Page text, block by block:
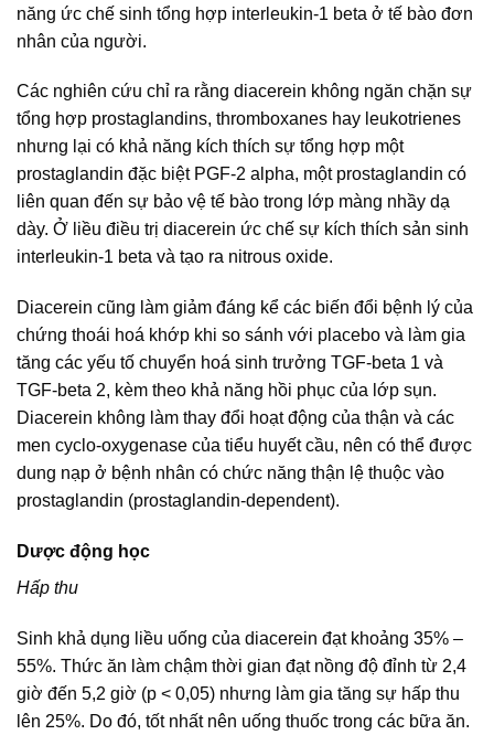
năng ức chế sinh tổng hợp interleukin-1 beta ở tế bào đơn
nhân của người.
Các nghiên cứu chỉ ra rằng diacerein không ngăn chặn sự
tổng hợp prostaglandins, thromboxanes hay leukotrienes
nhưng lại có khả năng kích thích sự tổng hợp một
prostaglandin đặc biệt PGF-2 alpha, một prostaglandin có
liên quan đến sự bảo vệ tế bào trong lớp màng nhầy dạ
dày. Ở liều điều trị diacerein ức chế sự kích thích sản sinh
interleukin-1 beta và tạo ra nitrous oxide.
Diacerein cũng làm giảm đáng kể các biến đổi bệnh lý của
chứng thoái hoá khớp khi so sánh với placebo và làm gia
tăng các yếu tố chuyển hoá sinh trưởng TGF-beta 1 và
TGF-beta 2, kèm theo khả năng hồi phục của lớp sụn.
Diacerein không làm thay đổi hoạt động của thận và các
men cyclo-oxygenase của tiểu huyết cầu, nên có thể được
dung nạp ở bệnh nhân có chức năng thận lệ thuộc vào
prostaglandin (prostaglandin-dependent).
Dược động học
Hấp thu
Sinh khả dụng liều uống của diacerein đạt khoảng 35% –
55%. Thức ăn làm chậm thời gian đạt nồng độ đỉnh từ 2,4
giờ đến 5,2 giờ (p < 0,05) nhưng làm gia tăng sự hấp thu
lên 25%. Do đó, tốt nhất nên uống thuốc trong các bữa ăn.